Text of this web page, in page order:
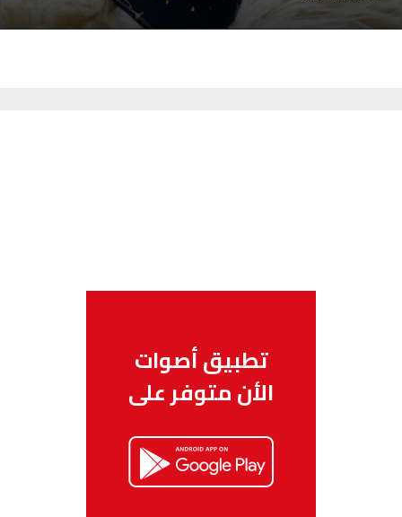
تطبيق أصوات
الأن متوفر على